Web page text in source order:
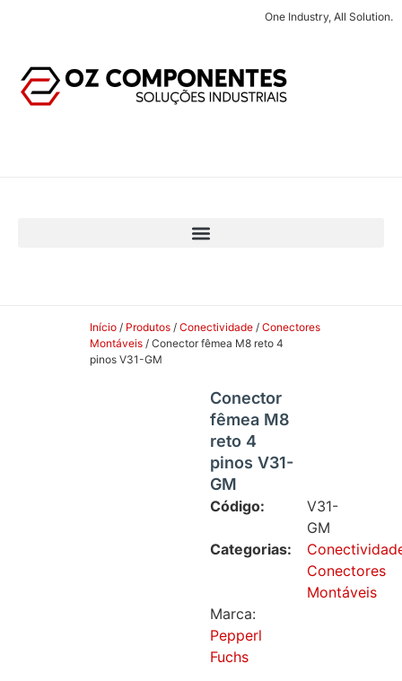
One Industry, All Solution.
Início / Produtos / Conectividade / Conectores
Montáveis / Conector fêmea M8 reto 4
pinos V31-GM
Conector
fêmea M8
reto 4
pinos V31-
GM
Código:
V31-
GM
Categorias:
Conectores
Montáveis
Marca:
Pepperl
Fuchs